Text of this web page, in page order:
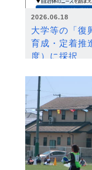
2026.06.18
大学等の「復
育成・定着推
度）に採択